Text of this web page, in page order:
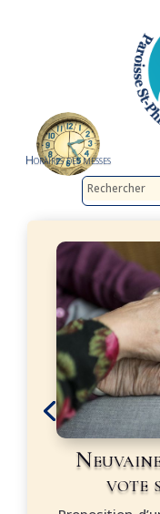
Horaires des messes
vote